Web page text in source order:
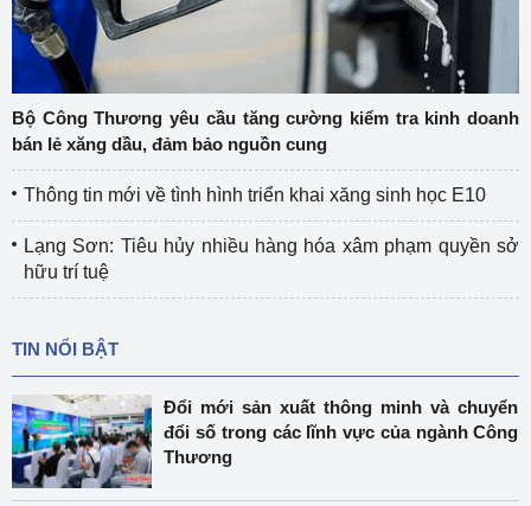
Bộ Công Thương yêu cầu tăng cường kiểm tra kinh doanh
bán lẻ xăng dầu, đảm bảo nguồn cung
Thông tin mới về tình hình triển khai xăng sinh học E10
Lạng Sơn: Tiêu hủy nhiều hàng hóa xâm phạm quyền sở
hữu trí tuệ
TIN NỔI BẬT
Đổi mới sản xuất thông minh và chuyển
đổi số trong các lĩnh vực của ngành Công
Thương